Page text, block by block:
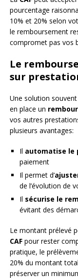
pourcentage
10% et 20% selon
le remboursement
compromet pas vos
Le
sur
Une solution
en place un
vos autres
plusieurs avantages:
Il automatise le
paiement
Il permet d’
de l’évolution de
Il sécurise le
évitant des
Le montant prélevé
CAF pour rester
pratique, le
20% du montant
préserver un